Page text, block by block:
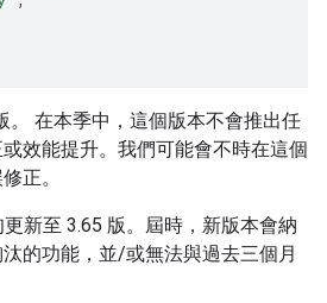
。 在本季中，這個版本不會推出任
效能提升。我們可能會不時在這個
正。
新至 3.65 版。屆時，新版本會納
的功能，並/或無法與過去三個月